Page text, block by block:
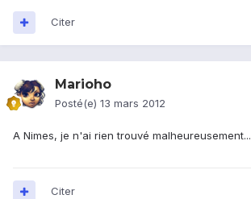
Citer
Marioho
Posté(e) 13 mars 2012
A Nimes, je n'ai rien trouvé malheureusement...
Citer